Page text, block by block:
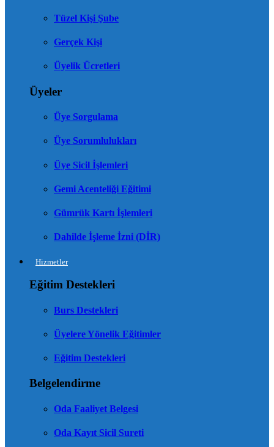
Tüzel Kişi Şube
Gerçek Kişi
Üyelik Ücretleri
Üyeler
Üye Sorgulama
Üye Sorumlulukları
Üye Sicil İşlemleri
Gemi Acenteliği Eğitimi
Gümrük Kartı İşlemleri
Dahilde İşleme İzni (DİR)
Hizmetler
Eğitim Destekleri
Burs Destekleri
Üyelere Yönelik Eğitimler
Eğitim Destekleri
Belgelendirme
Oda Faaliyet Belgesi
Oda Kayıt Sicil Sureti